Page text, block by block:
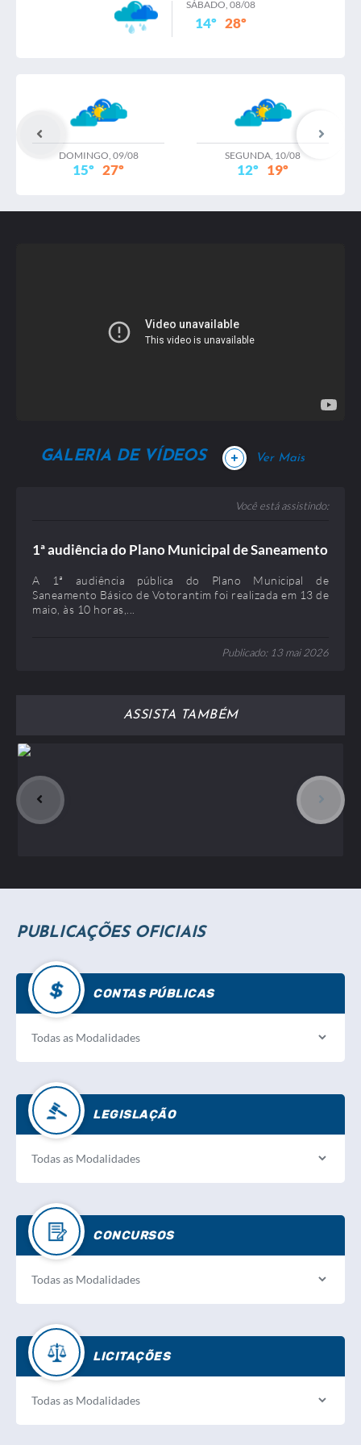
Publicado: 31 Julho 2023
catalogo do abrigo SEMOB / 31 Julho 2023
Publicado: 31 Julho 2023
Tamanho: 1,21 MB
SÁBADO, 08/08
14º 28º
DOMINGO, 09/08
15º 27º
SEGUNDA, 10/08
12º 19º
GALERIA DE VÍDEOS + Ver Mais
Você está assistindo:
1ª audiência do Plano Municipal de Saneamento
A 1ª audiência pública do Plano Municipal de
Saneamento Básico de Votorantim foi realizada em 13 de
maio, às 10 horas,...
Publicado: 13 mai 2026
ASSISTA TAMBÉM
PUBLICAÇÕES OFICIAIS
CONTAS PÚBLICAS
LEGISLAÇÃO
CONCURSOS
LICITAÇÕES